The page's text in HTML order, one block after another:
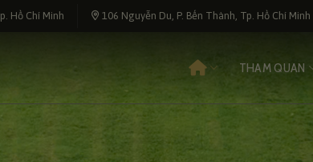
Hồ Chí Minh 106 Nguyễn Du, P. Bến Thành, Tp. Hồ Chí Minh
THAM QUAN